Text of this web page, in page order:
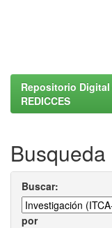
Repositorio
REDICCES
Busqueda
Buscar:
por